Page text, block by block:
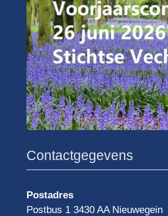
Contactgegevens
Postadres
Postbus 1 3430 AA Nieuwegein